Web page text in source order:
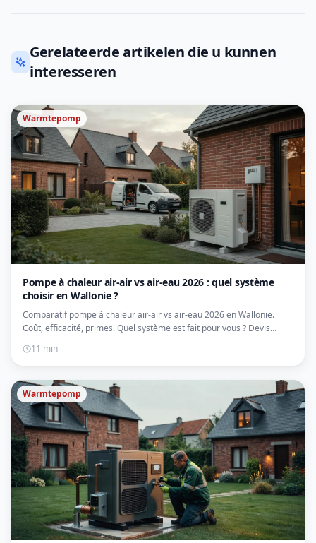
Gerelateerde artikelen die u kunnen
interesseren
Warmtepomp
Pompe à chaleur air-air vs air-eau 2026 : quel système
choisir en Wallonie ?
Comparatif pompe à chaleur air-air vs air-eau 2026 en Wallonie.
Coût, efficacité, primes. Quel système est fait pour vous ? Devis
gratuits.
11 min
Warmtepomp